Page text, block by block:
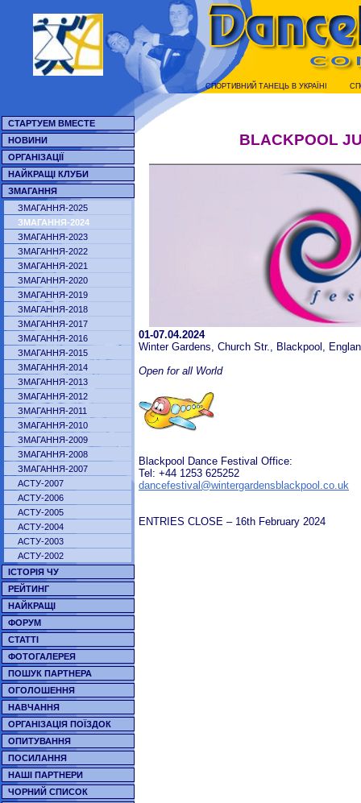
СТАРТУЕМ ВМЕСТЕ
НОВИНИ
ОРГАНІЗАЦІЇ
НАЙКРАЩІ КЛУБИ
ЗМАГАННЯ
ЗМАГАННЯ-2025
ЗМАГАННЯ-2024
ЗМАГАННЯ-2023
ЗМАГАННЯ-2022
ЗМАГАННЯ-2021
ЗМАГАННЯ-2020
ЗМАГАННЯ-2019
ЗМАГАННЯ-2018
ЗМАГАННЯ-2017
ЗМАГАННЯ-2016
ЗМАГАННЯ-2015
ЗМАГАННЯ-2014
ЗМАГАННЯ-2013
ЗМАГАННЯ-2012
ЗМАГАННЯ-2011
ЗМАГАННЯ-2010
ЗМАГАННЯ-2009
ЗМАГАННЯ-2008
ЗМАГАННЯ-2007
АСТУ-2007
АСТУ-2006
АСТУ-2005
АСТУ-2004
АСТУ-2003
АСТУ-2002
ІСТОРІЯ ЧУ
РЕЙТИНГ
НАЙКРАЩІ
ФОРУМ
СТАТТІ
ФОТОГАЛЕРЕЯ
ПОШУК ПАРТНЕРА
ОГОЛОШЕННЯ
НАВЧАННЯ
ОРГАНІЗАЦІЯ ПОЇЗДОК
ОПИТУВАННЯ
ПОСИЛАННЯ
НАШІ ПАРТНЕРИ
ЧОРНИЙ СПИСОК
СПОРТИВНИЙ ТАНЕЦЬ В УКРАЇНI
BLACKPOOL
01-07.04.2024
Winter Gardens, Church Str., Blackpool,
Open for all World
Blackpool Dance Festival Office:
Tel: +44 1253 625252
dancefestival@wintergardensblackpool.co.uk
ENTRIES CLOSE – 16th February 2024